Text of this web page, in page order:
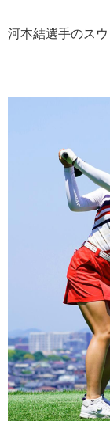
河本結選手のス